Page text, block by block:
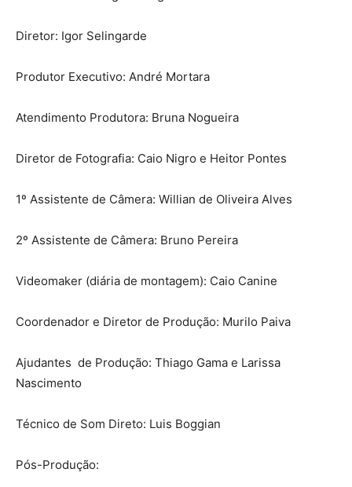
Diretor: Igor Selingarde
Produtor Executivo: André Mortara
Atendimento Produtora: Bruna Nogueira
Diretor de Fotografia: Caio Nigro e Heitor Pontes
1º Assistente de Câmera: Willian de Oliveira Alves
2º Assistente de Câmera: Bruno Pereira
Videomaker (diária de montagem): Caio Canine
Coordenador e Diretor de Produção: Murilo Paiva
Ajudantes de Produção: Thiago Gama e Larissa
Nascimento
Técnico de Som Direto: Luis Boggian
Pós-Produção: